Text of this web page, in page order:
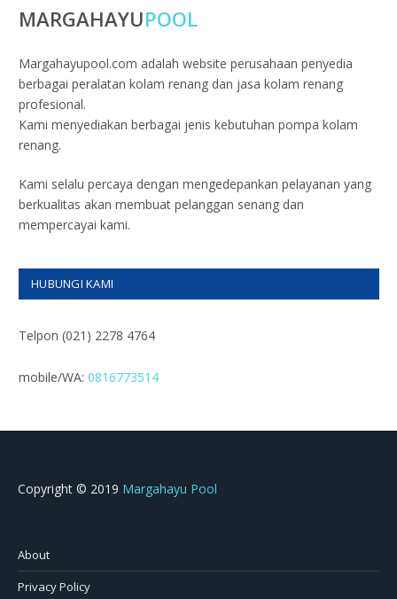
MARGAHAYUPOOL
Margahayupool.com adalah website perusahaan penyedia
berbagai peralatan kolam renang dan jasa kolam renang
profesional.
Kami menyediakan berbagai jenis kebutuhan pompa kolam
renang.
Kami selalu percaya dengan mengedepankan pelayanan yang
berkualitas akan membuat pelanggan senang dan
mempercayai kami.
HUBUNGI KAMI
Telpon (021) 2278 4764
mobile/WA: 0816773514
Copyright © 2019 Margahayu Pool
About
Privacy Policy